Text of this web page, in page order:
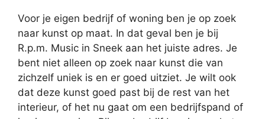
Voor je eigen bedrijf of woning ben je op zoek
naar kunst op maat. In dat geval ben je bij
R.p.m. Music in Sneek aan het juiste adres. Je
bent niet alleen op zoek naar kunst die van
zichzelf uniek is en er goed uitziet. Je wilt ook
dat deze kunst goed past bij de rest van het
interieur, of het nu gaat om een bedrijfspand of